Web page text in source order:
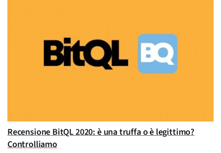
Recensione BitQL 2020: è una truffa o è legittimo?
Controlliamo